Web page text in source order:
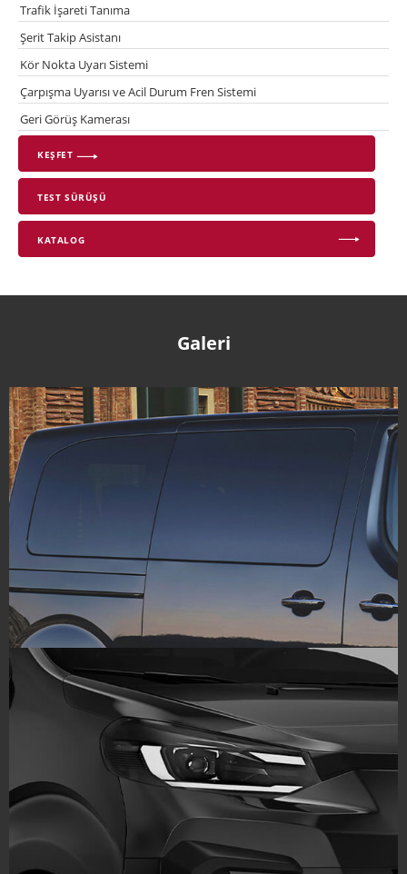
Trafik İşareti Tanıma
Şerit Takip Asistanı
Kör Nokta Uyarı Sistemi
Çarpışma Uyarısı ve Acil Durum Fren Sistemi
Geri Görüş Kamerası
KEŞFET
TEST SÜRÜŞÜ
KATALOG
Galeri